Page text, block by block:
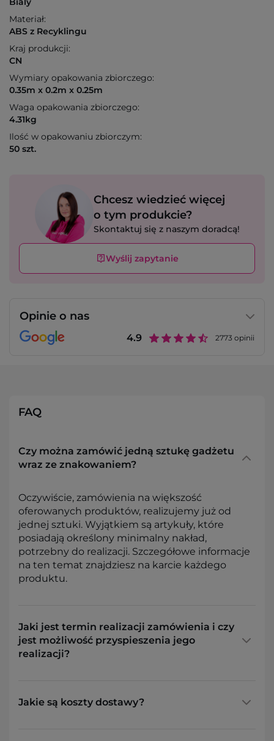
Materiał:
ABS z Recyklingu
Kraj produkcji:
CN
Wymiary opakowania zbiorczego:
0.35m x 0.2m x 0.25m
Waga opakowania zbiorczego:
4.31kg
Ilość w opakowaniu zbiorczym:
50 szt.
Chcesz wiedzieć więcej
o tym produkcie?
Skontaktuj się z naszym doradcą!
Wyślij zapytanie
Opinie o nas
4.9 2773 opinii
FAQ
Czy można zamówić jedną sztukę gadżetu
wraz ze znakowaniem?
Oczywiście, zamówienia na większość
oferowanych produktów, realizujemy już od
jednej sztuki. Wyjątkiem są artykuły, które
posiadają określony minimalny nakład,
potrzebny do realizacji. Szczegółowe informacje
na ten temat znajdziesz na karcie każdego
produktu.
Jaki jest termin realizacji zamówienia i czy
jest możliwość przyspieszenia jego
realizacji?
Jakie są koszty dostawy?